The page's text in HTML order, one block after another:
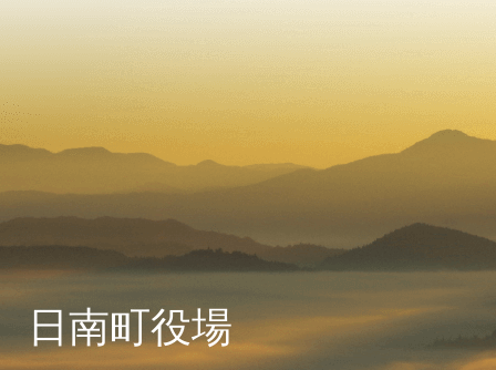
日南町役場